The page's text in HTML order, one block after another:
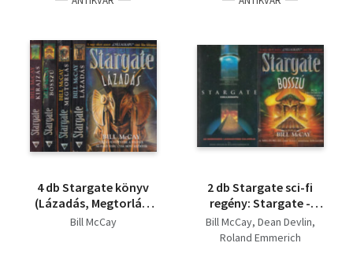
4 db Stargate könyv
(Lázadás, Megtorlás,
Bosszú, Kirajzás)
Bill McCay
2 db Stargate sci-fi
regény: Stargate -
Csillagkapu + Stargate
- Bosszú
Bill McCay Dean Devlin
Roland Emmerich